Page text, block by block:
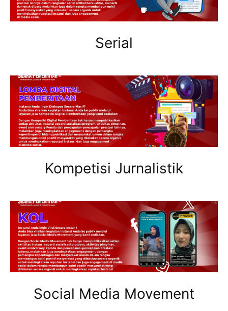
Serial
Kompetisi Jurnalistik
Social Media Movement